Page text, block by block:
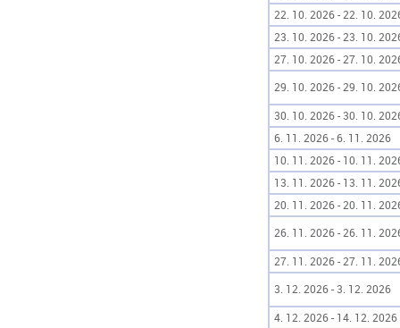
22. 10. 2026 - 22. 10.
23. 10. 2026 - 23. 10.
27. 10. 2026 - 27. 10.
29. 10. 2026 - 29. 10.
30. 10. 2026 - 30. 10.
6. 11. 2026 - 6. 11. 2026
10. 11. 2026 - 10. 11.
13. 11. 2026 - 13. 11.
20. 11. 2026 - 20. 11.
26. 11. 2026 - 26. 11.
27. 11. 2026 - 27. 11.
3. 12. 2026 - 3. 12. 2026
4. 12. 2026 - 14. 12. 2026